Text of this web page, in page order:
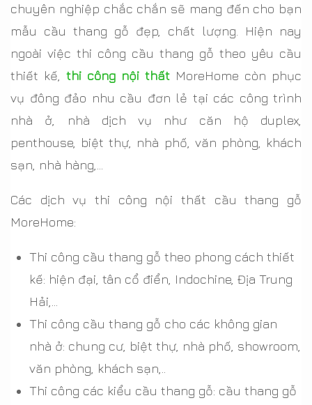
chuyên nghiệp chắc chắn sẽ mang đến cho bạn
mẫu cầu thang gỗ đẹp, chất lượng. Hiện nay
ngoài việc thi công cầu thang gỗ theo yêu cầu
thiết kế, thi công nội thất MoreHome còn phục
vụ đông đảo nhu cầu đơn lẻ tại các công trình
nhà ở, nhà dịch vụ như căn hộ duplex,
penthouse, biệt thự, nhà phố, văn phòng, khách
sạn, nhà hàng,...
Các dịch vụ thi công nội thất cầu thang gỗ
MoreHome:
Thi công cầu thang gỗ theo phong cách thiết
kế: hiện đại, tân cổ điển, Indochine, Địa Trung
Hải,...
Thi công cầu thang gỗ cho các không gian
nhà ở: chung cư, biệt thự, nhà phố, showroom,
văn phòng, khách sạn,..
Thi công các kiểu cầu thang gỗ: cầu thang gỗ